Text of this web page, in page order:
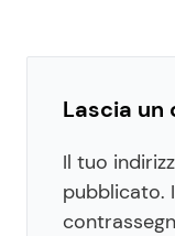
Lascia un
Il tuo
pubblicato.